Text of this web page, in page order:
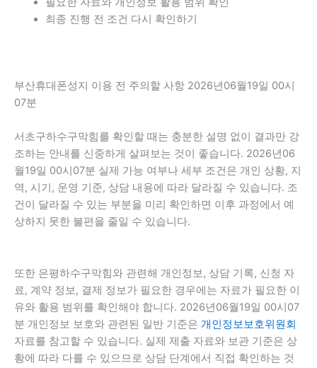
최종 진행 전 조건 다시 확인하기
부산휴대폰성지 이용 전 주의할 사항 2026년06월19일 00시
07분
서초구하수구막힘를 확인할 때는 충분한 설명 없이 결과만 강
조하는 안내를 신중하게 살펴보는 것이 좋습니다. 2026년06
월19일 00시07분 실제 가능 여부나 세부 조건은 개인 상황, 지
역, 시기, 운영 기준, 상담 내용에 따라 달라질 수 있습니다. 조
건이 달라질 수 있는 부분을 미리 확인하면 이후 과정에서 예
상하지 못한 불편을 줄일 수 있습니다.
또한 은평하수구막힘와 관련해 개인정보, 상담 기록, 신청 자
료, 계약 정보, 결제 정보가 필요한 경우에는 자료가 필요한 이
유와 활용 범위를 확인해야 합니다. 2026년06월19일 00시07
분 개인정보 보호와 관련된 일반 기준은 개인정보보호위원회
자료를 참고할 수 있습니다. 실제 제출 자료와 보관 기준은 상
황에 따라 다를 수 있으므로 상담 단계에서 직접 확인하는 것